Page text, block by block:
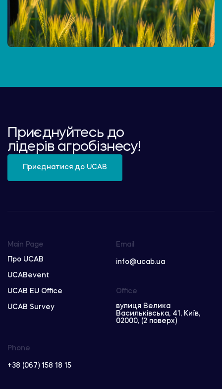
Приєднуйтесь до
лідерів агробізнесу!
Приєднатися до UCAB
Main Page
Про UCAB
UCABevent
UCAB EU Office
UCAB Survey
Email
info@ucab.ua
Phone
+38 (067) 158 18 15
Office
вулиця Велика
Васильківська, 41, Київ,
02000, (2 поверх)